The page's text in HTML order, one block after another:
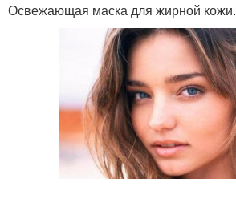
Освежающая маска для жирной кожи.